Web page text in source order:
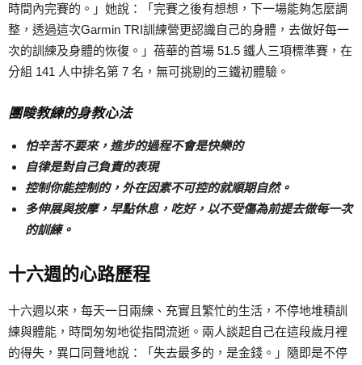
時間內完賽的。」她說：「完賽之後有想想，下一場能夠怎麼調
整，透過這次Garmin TRI訓練營更認識自己的身體，去做好每一
次的訓練及身體的恢復。」蓓華的首場 51.5 鐵人三項標準賽，在
分組 141 人中排名第 7 名，無可挑剔的三鐵初體驗。
團畯教練的身教心法
怕辛苦不要來，進步的過程不會是快樂的
自律是對自己負責的表現
控制你能控制的，外在因素不可控的就順期自然。
多伸展與按摩，早點休息，吃好，以不受傷為前提去做每一次
的訓練。
十六週的心路歷程
十六週以來，每天一日兩練、充實且繁忙的生活，不停地堆積訓
練與體能，時間匆匆地從指間流逝。兩人談起自己在這段歲月裡
的得失，異口同聲地說：「失去最多的，是金錢。」隨即是不停